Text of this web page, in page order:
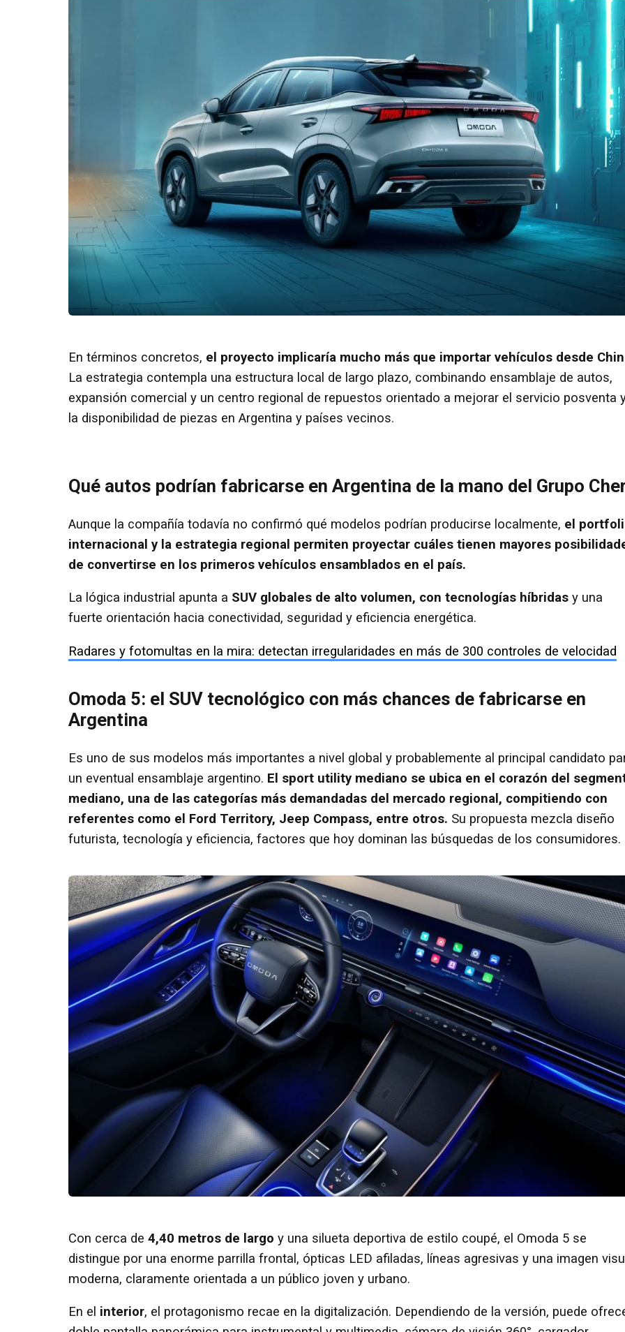
En términos concretos, el proyecto implicaría mucho más que importar vehículos desde
La estrategia contempla una estructura local de largo plazo, combinando ensamblaje de autos,
expansión comercial y un centro regional de repuestos orientado a mejorar el servicio posventa
la disponibilidad de piezas en Argentina y países vecinos.
Qué autos podrían fabricarse en Argentina de la mano del Grupo
Aunque la compañía todavía no confirmó qué modelos podrían producirse localmente, el
internacional y la estrategia regional permiten proyectar cuáles tienen mayores
de convertirse en los primeros vehículos ensamblados en el país.
La lógica industrial apunta a SUV globales de alto volumen, con tecnologías híbridas y una
fuerte orientación hacia conectividad, seguridad y eficiencia energética.
Radares y fotomultas en la mira: detectan irregularidades en más de 300 controles de velocidad
Omoda 5: el SUV tecnológico con más chances de fabricarse en
Argentina
Es uno de sus modelos más importantes a nivel global y probablemente al principal candidato
un eventual ensamblaje argentino. El sport utility mediano se ubica en el corazón del
mediano, una de las categorías más demandadas del mercado regional, compitiendo con
referentes como el Ford Territory, Jeep Compass, entre otros. Su propuesta mezcla diseño
futurista, tecnología y eficiencia, factores que hoy dominan las búsquedas de los consumidores.
Con cerca de 4,40 metros de largo y una silueta deportiva de estilo coupé, el Omoda 5 se
distingue por una enorme parrilla frontal, ópticas LED afiladas, líneas agresivas y una imagen
moderna, claramente orientada a un público joven y urbano.
En el interior, el protagonismo recae en la digitalización. Dependiendo de la versión, puede